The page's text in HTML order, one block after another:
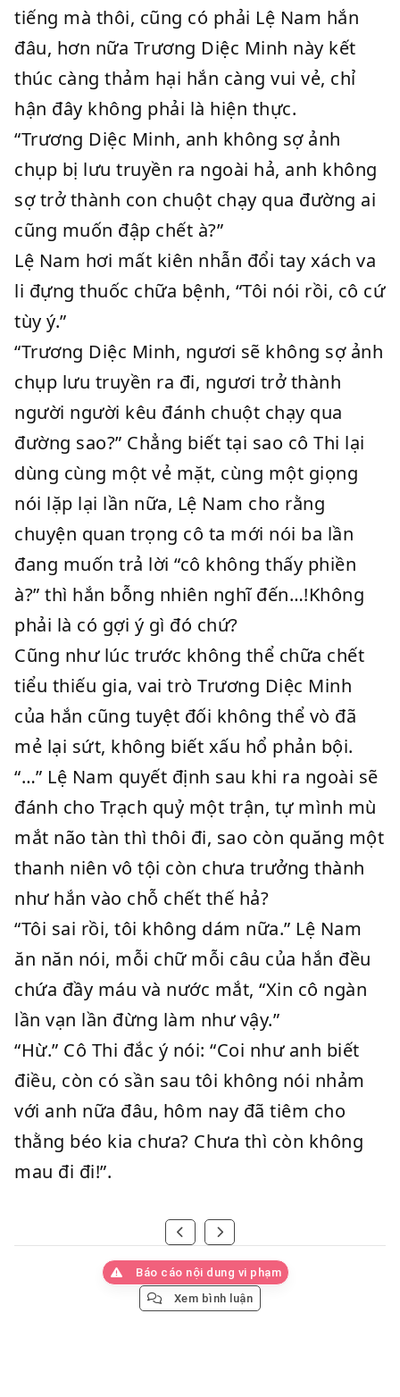
tiếng mà thôi, cũng có phải Lệ Nam hắn
đâu, hơn nữa Trương Diệc Minh này kết
thúc càng thảm hại hắn càng vui vẻ, chỉ
hận đây không phải là hiện thực.
“Trương Diệc Minh, anh không sợ ảnh
chụp bị lưu truyền ra ngoài hả, anh không
sợ trở thành con chuột chạy qua đường ai
cũng muốn đập chết à?”
Lệ Nam hơi mất kiên nhẫn đổi tay xách va
li đựng thuốc chữa bệnh, “Tôi nói rồi, cô cứ
tùy ý.”
“Trương Diệc Minh, ngươi sẽ không sợ ảnh
chụp lưu truyền ra đi, ngươi trở thành
người người kêu đánh chuột chạy qua
đường sao?” Chẳng biết tại sao cô Thi lại
dùng cùng một vẻ mặt, cùng một giọng
nói lặp lại lần nữa, Lệ Nam cho rằng
chuyện quan trọng cô ta mới nói ba lần
đang muốn trả lời “cô không thấy phiền
à?” thì hắn bỗng nhiên nghĩ đến…!Không
phải là có gợi ý gì đó chứ?
Cũng như lúc trước không thể chữa chết
tiểu thiếu gia, vai trò Trương Diệc Minh
của hắn cũng tuyệt đối không thể vò đã
mẻ lại sứt, không biết xấu hổ phản bội.
“…” Lệ Nam quyết định sau khi ra ngoài sẽ
đánh cho Trạch quỷ một trận, tự mình mù
mắt não tàn thì thôi đi, sao còn quăng một
thanh niên vô tội còn chưa trưởng thành
như hắn vào chỗ chết thế hả?
“Tôi sai rồi, tôi không dám nữa.” Lệ Nam
ăn năn nói, mỗi chữ mỗi câu của hắn đều
chứa đầy máu và nước mắt, “Xin cô ngàn
lần vạn lần đừng làm như vậy.”
“Hừ.” Cô Thi đắc ý nói: “Coi như anh biết
điều, còn có sần sau tôi không nói nhảm
với anh nữa đâu, hôm nay đã tiêm cho
thằng béo kia chưa? Chưa thì còn không
mau đi đi!”.
Báo cáo nội dung vi phạm
Xem bình luận